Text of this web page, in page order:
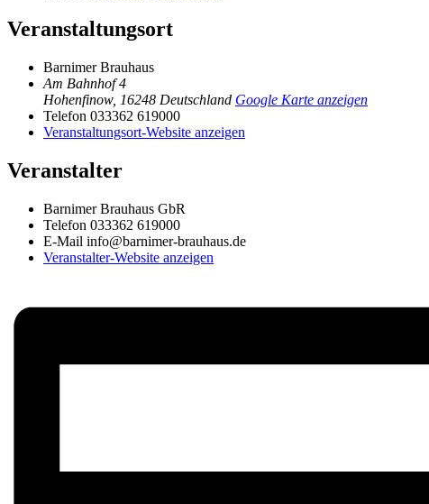
Veranstaltungsort
Barnimer Brauhaus
Am Bahnhof 4
Hohenfinow, 16248 Deutschland Google Karte anzeigen
Telefon 033362 619000
Veranstaltungsort-Website anzeigen
Veranstalter
Barnimer Brauhaus GbR
Telefon 033362 619000
E-Mail info@barnimer-brauhaus.de
Veranstalter-Website anzeigen